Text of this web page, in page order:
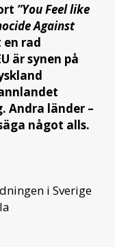
”You Feel like
Against
rad
är synen på
Andra länder –
något alls.
i Sverige